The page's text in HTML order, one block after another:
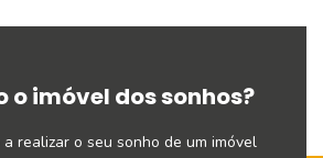
o imóvel dos sonhos?
realizar o seu sonho de um imóvel